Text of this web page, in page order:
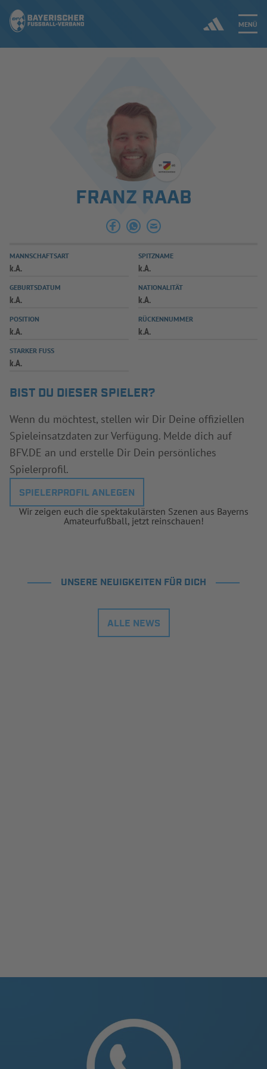
MENÜ
ERGEBNISSE & WETTBEWERBE
SPIELBETRIEB & VERBANDSLEBEN
AUSBILDUNG & FÖRDERUNG
SPIELPLUS
FRANZ RAAB
MANNSCHAFTSART
k.A.
SPITZNAME
k.A.
GEBURTSDATUM
k.A.
NATIONALITÄT
k.A.
POSITION
k.A.
RÜCKENNUMMER
k.A.
STARKER FUSS
k.A.
BIST DU DIESER SPIELER?
Wenn du möchtest, stellen wir Dir Deine offiziellen
Spieleinsatzdaten zur Verfügung. Melde dich auf
BFV.DE an und erstelle Dir Dein persönliches
Spielerprofil.
SPIELERPROFIL ANLEGEN
Wir zeigen euch die spektakulärsten Szenen aus Bayerns
Amateurfußball, jetzt reinschauen!
UNSERE NEUIGKEITEN FÜR DICH
ALLE NEWS